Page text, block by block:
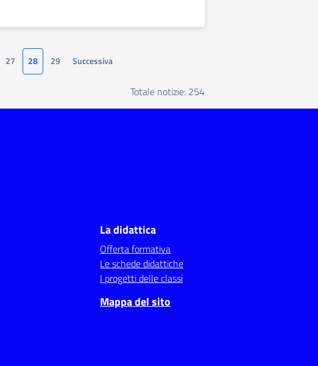
27 28 29 Successiva
Totale notizie: 254
La didattica
Offerta formativa
Le schede didattiche
I progetti delle classi
Mappa del sito